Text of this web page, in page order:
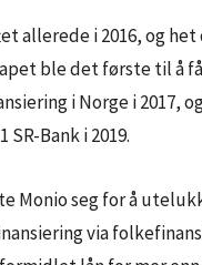
allerede i 2016, og het
ble det første til å
i Norge i 2017,
SR-Bank i 2019.
Monio seg for å
via